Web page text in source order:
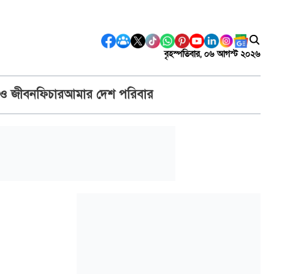
বৃহস্পতিবার, ০৬ আগস্ট ২০২৬
জীবনফিচারআমার দেশ পরিবার